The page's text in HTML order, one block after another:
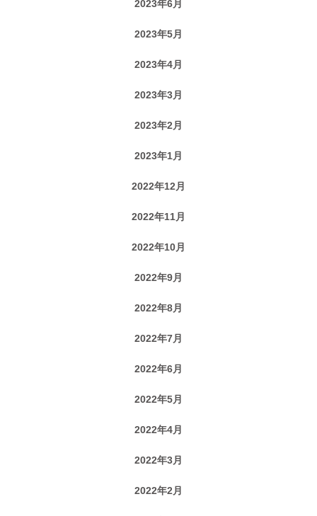
2023年6月
2023年5月
2023年4月
2023年3月
2023年2月
2023年1月
2022年12月
2022年11月
2022年10月
2022年9月
2022年8月
2022年7月
2022年6月
2022年5月
2022年4月
2022年3月
2022年2月